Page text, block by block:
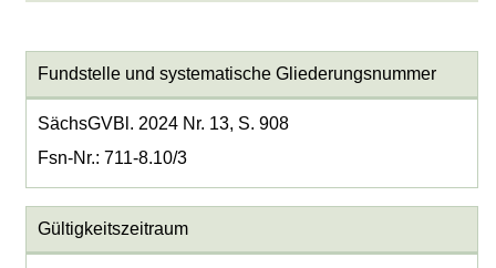
Fundstelle und systematische Gliederungsnummer
SächsGVBl. 2024 Nr. 13, S. 908
Fsn-Nr.: 711-8.10/3
Gültigkeitszeitraum